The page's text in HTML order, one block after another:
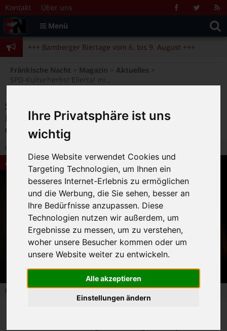
Ihre Privatsphäre ist uns
wichtig
Diese Website verwendet Cookies und
Targeting Technologien, um Ihnen ein
besseres Internet-Erlebnis zu ermöglichen
und die Werbung, die Sie sehen, besser an
Ihre Bedürfnisse anzupassen. Diese
Technologien nutzen wir außerdem, um
Ergebnisse zu messen, um zu verstehen,
woher unsere Besucher kommen oder um
unsere Website weiter zu entwickeln.
Alle akzeptieren
Einstellungen ändern
Zum Inhalt springen
Kontakt Über uns FacebookTwitter
Menü
Suche
nach:
+++ Bamberger Biertage vom 6. bis 9. August +++
+++ Blues- und Jazzfestival vom 31.7. bis 9.8. +++
+++ Bamberger Biertage vom 6. bis 9. August +++
+++ Blues- und Jazzfestival vom 31.7. bis 9.8. +++
Fränkische Nacht > Magazin > Aktuelles >
SPD-Kulturherbst Ellertal mit „Beier & Hang“: Bitter-böse Odyssee durch die digitalen Welten
SPD-Kulturherbst Ellertal mit „Beier &
Hang“: Bitter-böse Odyssee durch die
digitalen Welten
Aktuelles
Foto: Thomas Pregl